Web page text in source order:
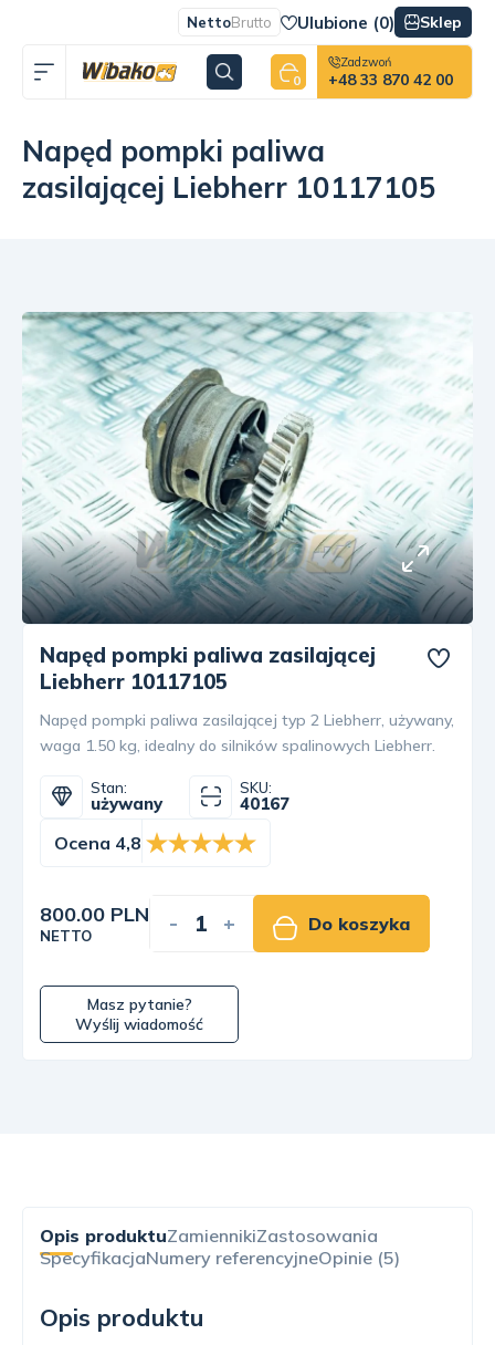
NettoBrutto Ulubione (0) Sklep
0
Zadzwoń
+48 33 870 42 00
Napęd pompki paliwa
zasilającej Liebherr 10117105
Napęd pompki paliwa zasilającej
Liebherr 10117105
Napęd pompki paliwa zasilającej typ 2 Liebherr, używany,
waga 1.50 kg, idealny do silników spalinowych Liebherr.
Stan:
używany
SKU:
40167
Ocena 4,8
800.00 PLN
NETTO - + Do koszyka
Masz pytanie?
Wyślij wiadomość
Opis produktuZamiennikiZastosowania
SpecyfikacjaNumery referencyjneOpinie (5)
Opis produktu